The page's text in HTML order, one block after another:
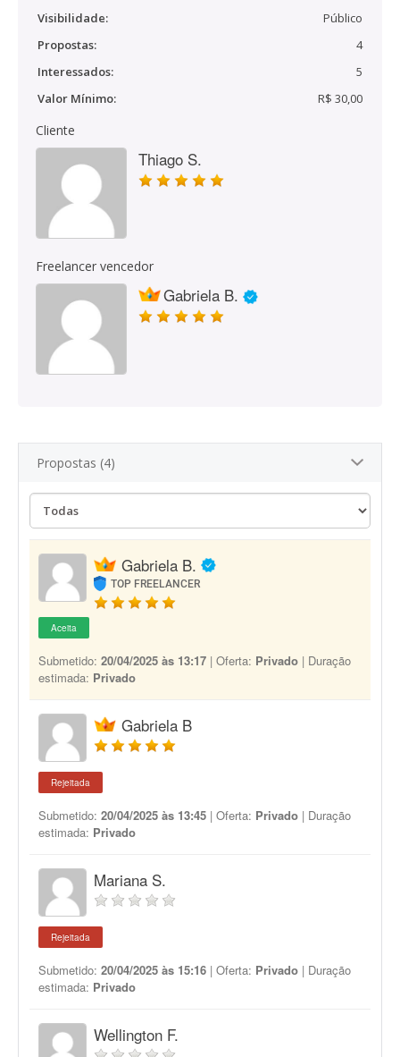
Visibilidade:
Público
Propostas:
4
Interessados:
5
Valor Mínimo:
R$ 30,00
Cliente
Thiago S.
Freelancer vencedor
Gabriela B.
Propostas (4)
Gabriela B.
TOP FREELANCER
Aceita
Submetido: 20/04/2025 às 13:17 | Oferta: Privado | Duração
estimada: Privado
Gabriela B
Rejeitada
Submetido: 20/04/2025 às 13:45 | Oferta: Privado | Duração
estimada: Privado
Mariana S.
Rejeitada
Submetido: 20/04/2025 às 15:16 | Oferta: Privado | Duração
estimada: Privado
Wellington F.